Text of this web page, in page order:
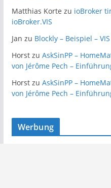
Matthias Korte zu ioBroker
ioBroker.VIS
Jan zu Blockly – Beispiel –
Horstzu AskSinPP –
von Jérôme Pech –
Horstzu AskSinPP –
von Jérôme Pech –
Werbung